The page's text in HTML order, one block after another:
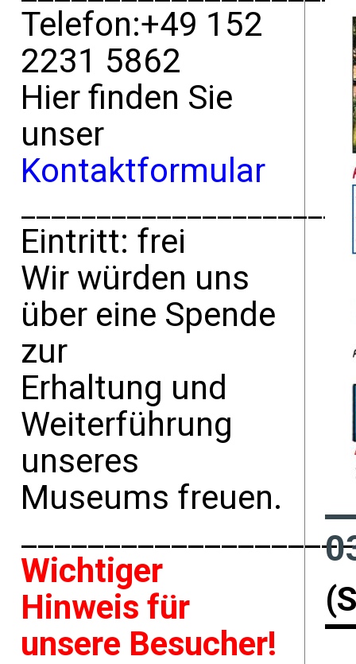
Telefon:+49 152
2231 5862
Hier finden Sie
unser
Kontaktformular
Eintritt: frei
Wir würden uns
über eine Spende
zur
Erhaltung und
Weiterführung
unseres
Museums freuen.
Wichtiger
Hinweis für
unsere Besucher!